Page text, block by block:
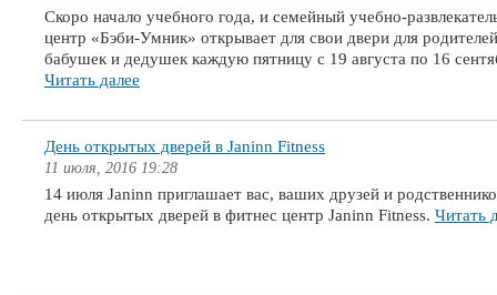
Скоро начало учебного года, и семейный учебно-
центр «Бэби-Умник» открывает для свои двери для
бабушек и дедушек каждую пятницу с 19 августа по 16
Читать далее
День открытых дверей в Janinn Fitness
11 июля, 2016 19:28
14 июля Janinn приглашает вас, ваших друзей и
день открытых дверей в фитнес центр Janinn Fitness. Читать